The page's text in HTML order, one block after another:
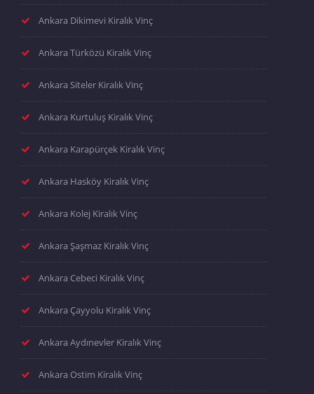
Ankara Dikimevi Kiralık Vinç
Ankara Türközü Kiralık Vinç
Ankara Siteler Kiralık Vinç
Ankara Kurtuluş Kiralık Vinç
Ankara Karapürçek Kiralık Vinç
Ankara Hasköy Kiralık Vinç
Ankara Kolej Kiralık Vinç
Ankara Şaşmaz Kiralık Vinç
Ankara Cebeci Kiralık Vinç
Ankara Çayyolu Kiralık Vinç
Ankara Aydınevler Kiralık Vinç
Ankara Ostim Kiralık Vinç